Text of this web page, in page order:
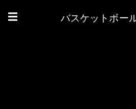
☰ バスケットボー